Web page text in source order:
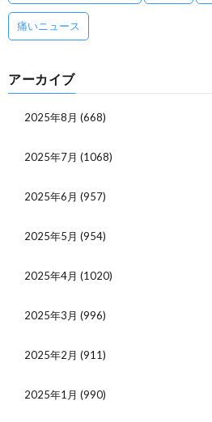
痛いニュース
アーカイブ
2025年8月 (668)
2025年7月 (1068)
2025年6月 (957)
2025年5月 (954)
2025年4月 (1020)
2025年3月 (996)
2025年2月 (911)
2025年1月 (990)